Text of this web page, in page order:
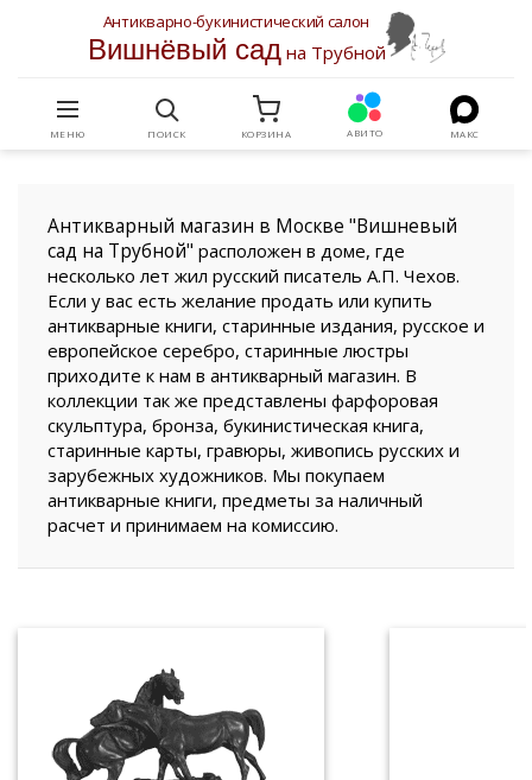
Антикварно-букинистический салон
Вишнёвый садна Трубной
МЕНЮ ПОИСК КОРЗИНА АВИТО МАКС
Антикварный магазин в Москве "Вишневый
сад на Трубной" расположен в доме, где
несколько лет жил русский писатель А.П. Чехов.
Если у вас есть желание продать или купить
антикварные книги, старинные издания, русское и
европейское серебро, старинные люстры
приходите к нам в антикварный магазин. В
коллекции так же представлены фарфоровая
скульптура, бронза, букинистическая книга,
старинные карты, гравюры, живопись русских и
зарубежных художников. Мы покупаем
антикварные книги, предметы за наличный
расчет и принимаем на комиссию.